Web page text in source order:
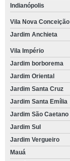
Indianópolis
Vila Nova Conceição
Jardim Anchieta
Vila Império
Jardim borborema
Jardim Oriental
Jardim Santa Cruz
Jardim Santa Emília
Jardim São Caetano
Jardim Sul
Jardim Vergueiro
Mauá